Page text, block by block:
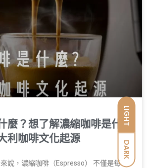
LIGHT
DARK
麼？想了解濃縮咖啡是什
利咖啡文化起源
說，濃縮咖啡（Espresso） 不僅是每